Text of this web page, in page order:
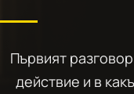
Първият
действие и в